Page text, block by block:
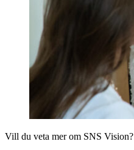
Vill du veta mer om SNS Vision?